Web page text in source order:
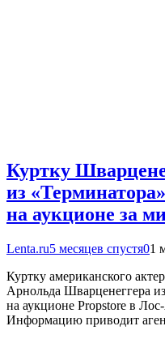
Куртку
из
на аукционе за
Lenta.ru5 месяцев спустя01
Куртку американского
Арнольда Шварценеггера
на аукционе Propstore в
Информацию приводит